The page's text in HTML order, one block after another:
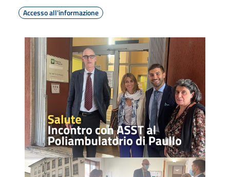
Accesso all'informazione